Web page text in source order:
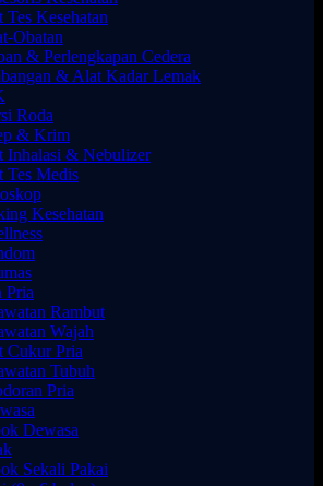
Tes Kesehatan
Obatan
& Perlengkapan Cedera
& Alat Kadar Lemak
Roda
& Krim
Inhalasi & Nebulizer
Tes Medis
Kesehatan
Pria
Rambut
Wajah
Cukur Pria
Tubuh
Pria
Dewasa
Sekali Pakai